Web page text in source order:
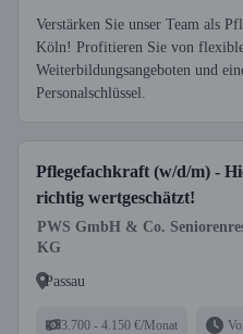
Verstärken Sie unser Team als
Köln! Profitieren Sie von
Weiterbildungsangeboten und
Personalschlüssel.
Pflegefachkraft (w/d/m) -
richtig wertgeschätzt!
PWS GmbH & Co.
KG
Passau
3.700 - 4.150 €/Monat